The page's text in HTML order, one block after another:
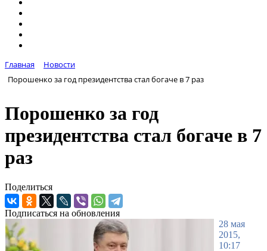
Главная
Новости
Порошенко за год президентства стал богаче в 7 раз
Порошенко за год
президентства стал богаче в 7
раз
Поделиться
Подписаться на обновления
28 мая
2015,
10:17